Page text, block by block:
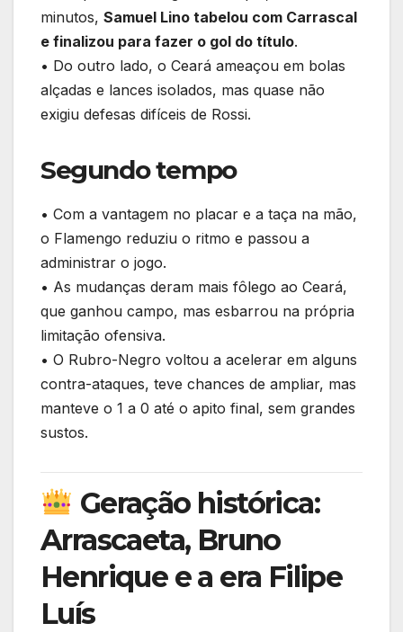
minutos, Samuel Lino tabelou com Carrascal
e finalizou para fazer o gol do título.
• Do outro lado, o Ceará ameaçou em bolas
alçadas e lances isolados, mas quase não
exigiu defesas difíceis de Rossi.
Segundo tempo
• Com a vantagem no placar e a taça na mão,
o Flamengo reduziu o ritmo e passou a
administrar o jogo.
• As mudanças deram mais fôlego ao Ceará,
que ganhou campo, mas esbarrou na própria
limitação ofensiva.
• O Rubro-Negro voltou a acelerar em alguns
contra-ataques, teve chances de ampliar, mas
manteve o 1 a 0 até o apito final, sem grandes
sustos.
Geração histórica:
Arrascaeta, Bruno
Henrique e a era Filipe
Luís